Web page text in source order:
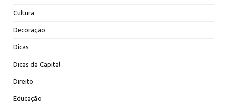
Cultura
Decoração
Dicas
Dicas da Capital
Direito
Educação